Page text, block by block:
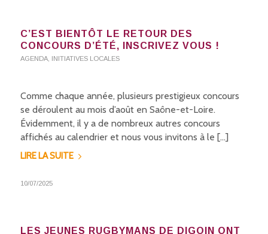
C’EST BIENTÔT LE RETOUR DES
CONCOURS D’ÉTÉ, INSCRIVEZ VOUS !
AGENDA, INITIATIVES LOCALES
Comme chaque année, plusieurs prestigieux concours
se déroulent au mois d’août en Saône-et-Loire.
Évidemment, il y a de nombreux autres concours
affichés au calendrier et nous vous invitons à le […]
LIRE LA SUITE
10/07/2025
LES JEUNES RUGBYMANS DE DIGOIN ONT